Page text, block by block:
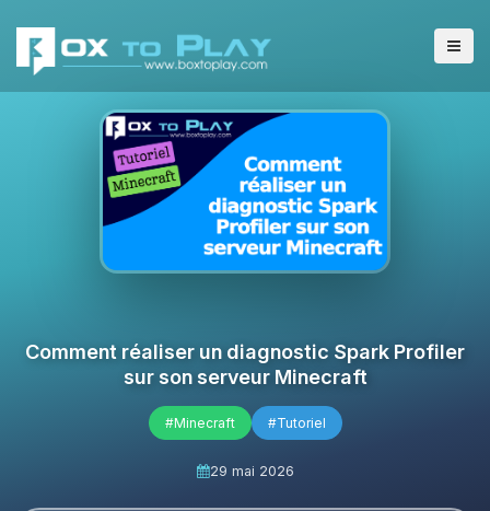
Comment réaliser un diagnostic Spark Profiler
sur son serveur Minecraft
#Minecraft #Tutoriel
29 mai 2026